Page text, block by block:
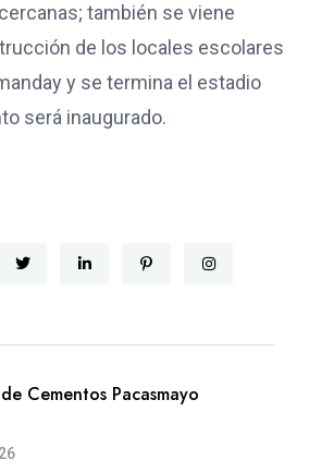
también se viene
de los locales escolares
y se termina el estadio
será inaugurado.
Cementos Pacasmayo